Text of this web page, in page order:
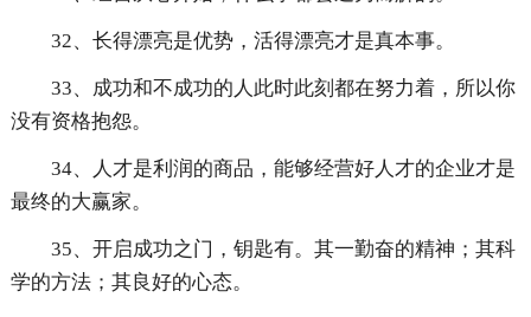
32、长得漂亮是优势，活得漂亮才是真本事。
33、成功和不成功的人此时此刻都在努力着，所以你
没有资格抱怨。
34、人才是利润的商品，能够经营好人才的企业才是
最终的大赢家。
35、开启成功之门，钥匙有。其一勤奋的精神；其科
学的方法；其良好的心态。